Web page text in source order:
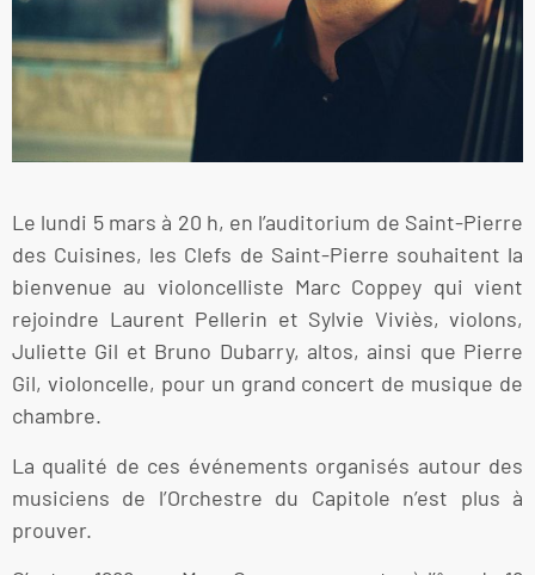
Le lundi 5 mars à 20 h, en l’auditorium de Saint-Pierre
des Cuisines, les Clefs de Saint-Pierre souhaitent la
bienvenue au violoncelliste Marc Coppey qui vient
rejoindre Laurent Pellerin et Sylvie Viviès, violons,
Juliette Gil et Bruno Dubarry, altos, ainsi que Pierre
Gil, violoncelle, pour un grand concert de musique de
chambre.
La qualité de ces événements organisés autour des
musiciens de l’Orchestre du Capitole n’est plus à
prouver.